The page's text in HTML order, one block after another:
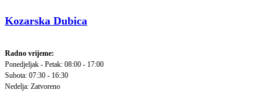
Kozarska Dubica
Radno vrijeme:
Ponedjeljak - Petak: 08:00 - 17:00
Subota: 07:30 - 16:30
Nedelja: Zatvoreno